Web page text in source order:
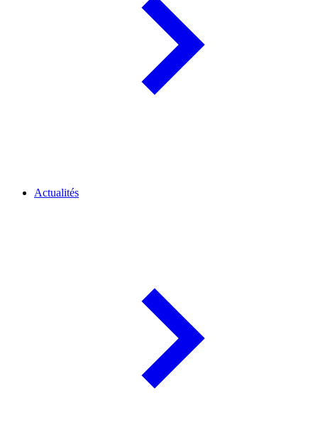
Actualités